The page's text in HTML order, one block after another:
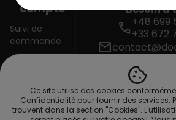
cookie
Ce site utilise des cookies
Confidentialité pour fournir des services.
trouvent dans la section "Cookies".
compte
Suivi de
commande
Créez votre
compte
Besoin
call+48 699
+33 672
mail